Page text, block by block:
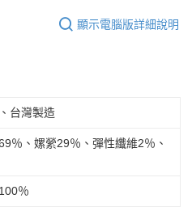
顯示電腦版詳細說明
台灣製造
％、嫘縈29％、彈性纖維2％、
％